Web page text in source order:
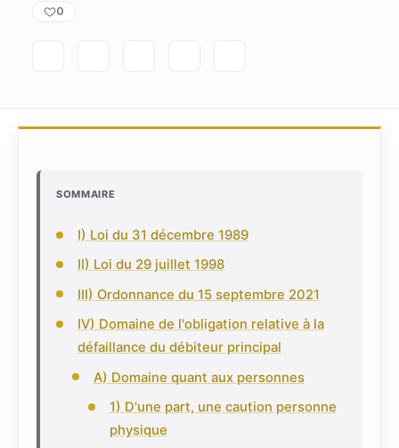
0
SOMMAIRE
I) Loi du 31 décembre 1989
II) Loi du 29 juillet 1998
III) Ordonnance du 15 septembre 2021
IV) Domaine de l'obligation relative à la
défaillance du débiteur principal
A) Domaine quant aux personnes
1) D'une part, une caution personne
physique